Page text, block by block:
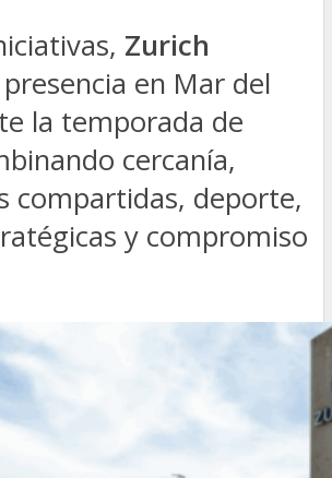
Zurich
en Mar del
la temporada de
cercanía,
compartidas, deporte,
y compromiso